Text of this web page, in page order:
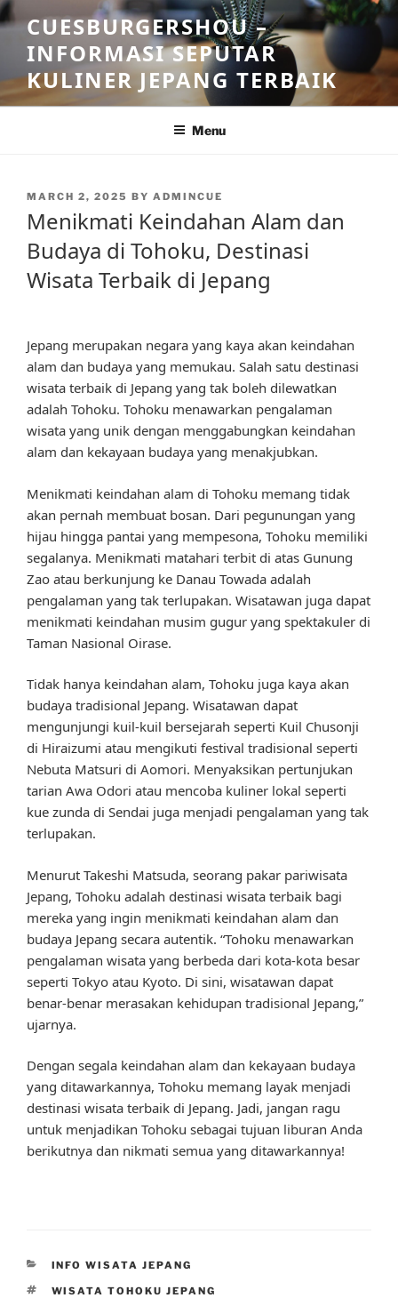
Skip
to
content
CUESBURGERSHOU –
INFORMASI SEPUTAR
KULINER JEPANG TERBAIK
Menu
POSTED
MARCH 2, 2025 BY ADMINCUE
Menikmati Keindahan Alam dan
Budaya di Tohoku, Destinasi
Wisata Terbaik di Jepang
Jepang merupakan negara yang kaya akan keindahan
alam dan budaya yang memukau. Salah satu destinasi
wisata terbaik di Jepang yang tak boleh dilewatkan
adalah Tohoku. Tohoku menawarkan pengalaman
wisata yang unik dengan menggabungkan keindahan
alam dan kekayaan budaya yang menakjubkan.
Menikmati keindahan alam di Tohoku memang tidak
akan pernah membuat bosan. Dari pegunungan yang
hijau hingga pantai yang mempesona, Tohoku memiliki
segalanya. Menikmati matahari terbit di atas Gunung
Zao atau berkunjung ke Danau Towada adalah
pengalaman yang tak terlupakan. Wisatawan juga dapat
menikmati keindahan musim gugur yang spektakuler di
Taman Nasional Oirase.
Tidak hanya keindahan alam, Tohoku juga kaya akan
budaya tradisional Jepang. Wisatawan dapat
mengunjungi kuil-kuil bersejarah seperti Kuil Chusonji
di Hiraizumi atau mengikuti festival tradisional seperti
Nebuta Matsuri di Aomori. Menyaksikan pertunjukan
tarian Awa Odori atau mencoba kuliner lokal seperti
kue zunda di Sendai juga menjadi pengalaman yang tak
terlupakan.
Menurut Takeshi Matsuda, seorang pakar pariwisata
Jepang, Tohoku adalah destinasi wisata terbaik bagi
mereka yang ingin menikmati keindahan alam dan
budaya Jepang secara autentik. “Tohoku menawarkan
pengalaman wisata yang berbeda dari kota-kota besar
seperti Tokyo atau Kyoto. Di sini, wisatawan dapat
benar-benar merasakan kehidupan tradisional Jepang,”
ujarnya.
Dengan segala keindahan alam dan kekayaan budaya
yang ditawarkannya, Tohoku memang layak menjadi
destinasi wisata terbaik di Jepang. Jadi, jangan ragu
untuk menjadikan Tohoku sebagai tujuan liburan Anda
berikutnya dan nikmati semua yang ditawarkannya!
CATEGORIES
INFO WISATA JEPANG
TAGS
WISATA TOHOKU JEPANG